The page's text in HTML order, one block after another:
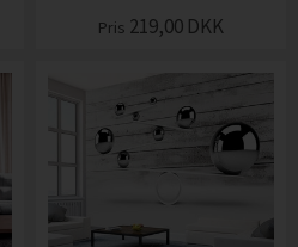
Pris 219,00 DKK